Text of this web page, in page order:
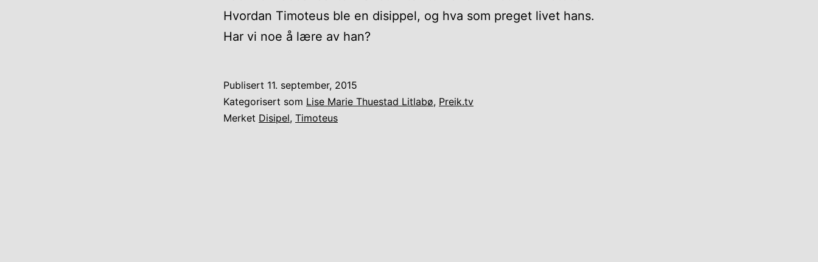
Hvordan Timoteus ble en disippel, og hva som preget livet hans.
Har vi noe å lære av han?
Publisert 11. september, 2015
Kategorisert som Lise Marie Thuestad Litlabø, Preik.tv
Merket Disipel, Timoteus